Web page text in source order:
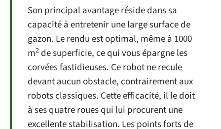
Son principal avantage réside dans sa
capacité à entretenir une large surface de
gazon. Le rendu est optimal, même à 1000
m2 de superficie, ce qui vous épargne les
corvées fastidieuses. Ce robot ne recule
devant aucun obstacle, contrairement aux
robots classiques. Cette efficacité, il le doit
à ses quatre roues qui lui procurent une
excellente stabilisation. Les points forts de